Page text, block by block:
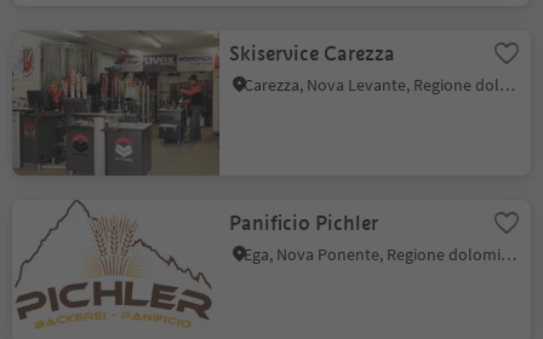
Skiservice Carezza
Carezza, Nova Levante, Regione dolomitica Val d'Ega
Panificio Pichler
Ega, Nova Ponente, Regione dolomitica Val d'Ega